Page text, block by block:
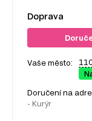
Doprava
Vaše město:
Doručení na
- Kurýr